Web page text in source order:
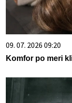
09. 07. 2026 09:20
Komfor po meri